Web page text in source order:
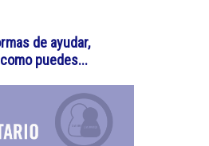
de ayudar,
puedes...